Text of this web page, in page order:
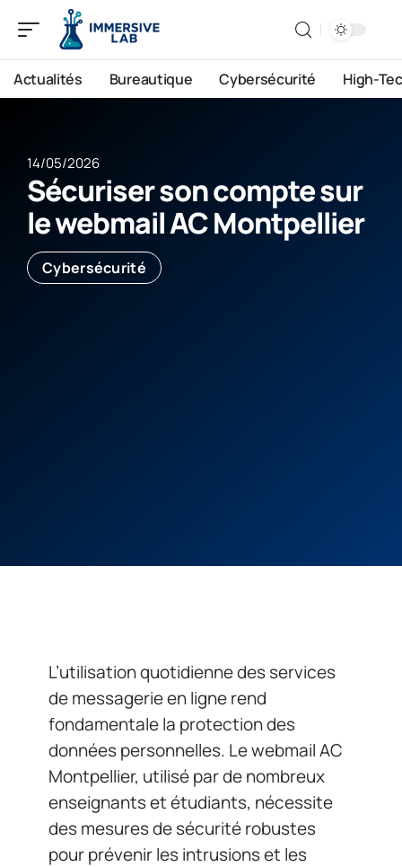
Actualités Bureautique Cybersécurité High-
14/05/2026
Sécuriser son compte sur
le webmail AC Montpellier
Cybersécurité
L’utilisation quotidienne des services
de messagerie en ligne rend
fondamentale la protection des
données personnelles. Le webmail AC
Montpellier, utilisé par de nombreux
enseignants et étudiants, nécessite
des mesures de sécurité robustes
pour prévenir les intrusions et les